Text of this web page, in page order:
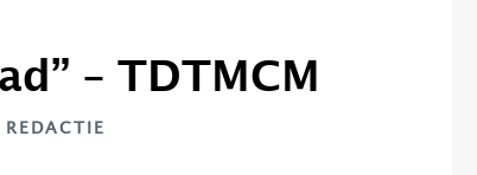
– TDTMCM
REDACTIE